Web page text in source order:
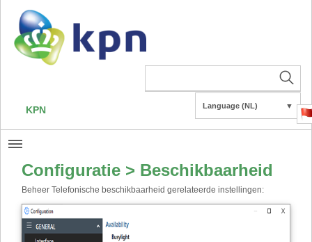
KPN Language (NL) ▼
Configuratie > Beschikbaarheid
Beheer Telefonische beschikbaarheid gerelateerde instellingen: